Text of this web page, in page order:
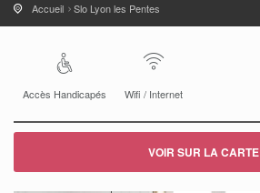
Accueil Slo Lyon les Pentes
Accès Handicapés Wifi / Internet
VOIR SUR LA CARTE